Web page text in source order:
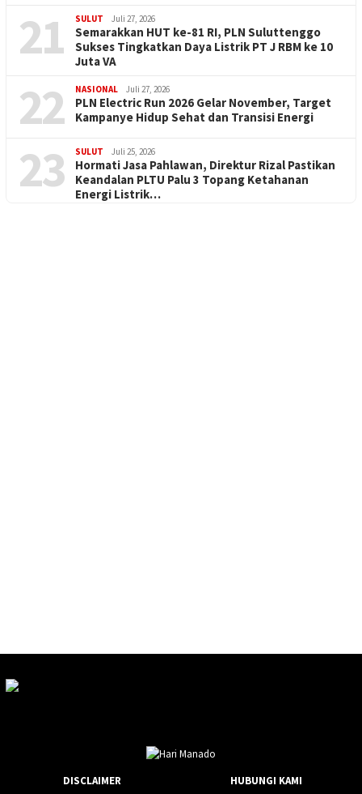
21 SULUT Juli 27, 2026
Semarakkan HUT ke-81 RI, PLN Suluttenggo
Sukses Tingkatkan Daya Listrik PT J RBM ke 10
Juta VA
22 NASIONAL Juli 27, 2026
PLN Electric Run 2026 Gelar November, Target
Kampanye Hidup Sehat dan Transisi Energi
23 SULUT Juli 25, 2026
Hormati Jasa Pahlawan, Direktur Rizal Pastikan
Keandalan PLTU Palu 3 Topang Ketahanan
Energi Listrik…
DISCLAIMER HUBUNGI KAMI